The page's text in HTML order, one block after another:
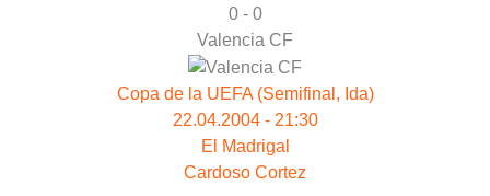
0 - 0
Valencia CF
Copa de la UEFA (Semifinal, Ida)
22.04.2004 - 21:30
El Madrigal
Cardoso Cortez